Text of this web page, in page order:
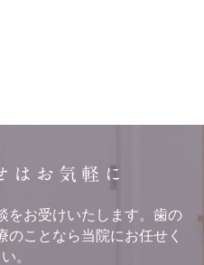
はお気軽に
をお受けいたします。歯の
ことなら当院にお任せく
。